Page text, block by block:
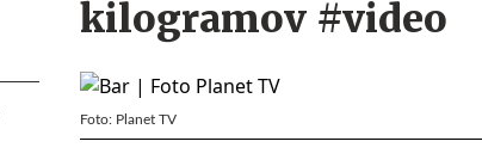
kilogramov #video
Foto: Planet TV